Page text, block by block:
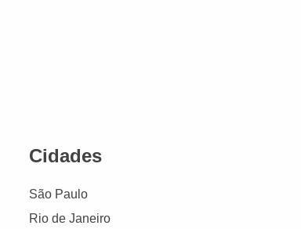
Cidades
São Paulo
Rio de Janeiro